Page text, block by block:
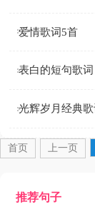
爱情歌词5首
表白的短句歌词
光辉岁月经典歌
首页 上一页
推荐句子